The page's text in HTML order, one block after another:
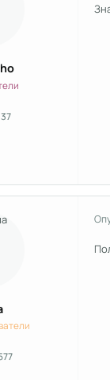
Репутация
Репутация